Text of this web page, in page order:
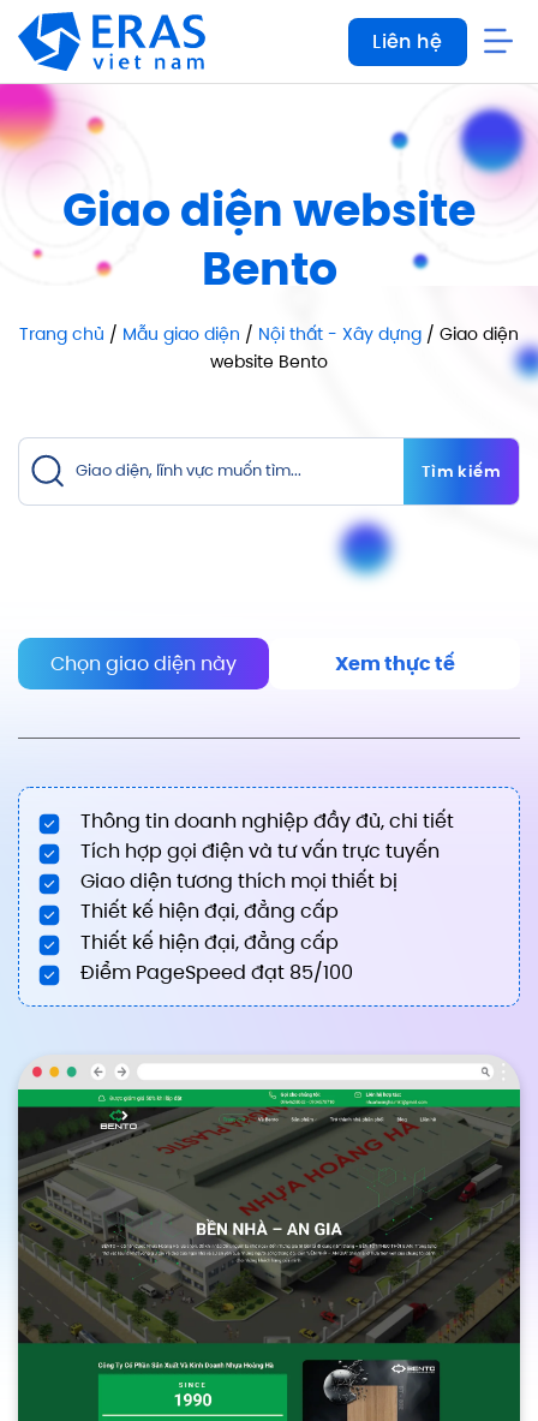
qua
dung
Liên hệ
Giao diện website
Bento
Trang chủ / Mẫu giao diện / Nội thất - Xây dựng / Giao diện
website Bento
Tìm kiếm
Chọn giao diện này Xem thực tế
Thông tin doanh nghiệp đầy đủ, chi tiết
Tích hợp gọi điện và tư vấn trực tuyến
Giao diện tương thích mọi thiết bị
Thiết kế hiện đại, đẳng cấp
Thiết kế hiện đại, đẳng cấp
Điểm PageSpeed đạt 85/100